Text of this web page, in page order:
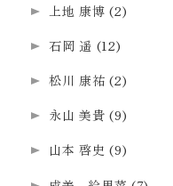
上地 康博 (2)
石岡 遥 (12)
松川 康祐 (2)
永山 美貴 (9)
山本 啓史 (9)